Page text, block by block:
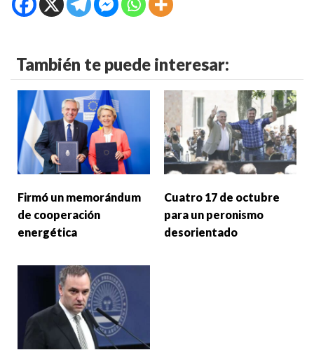
También te puede interesar:
Firmó un memorándum
de cooperación
energética
Cuatro 17 de octubre
para un peronismo
desorientado